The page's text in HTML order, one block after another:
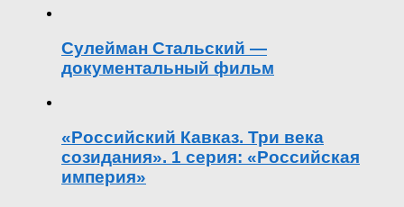
Сулейман Стальский —
документальный фильм
«Российский Кавказ. Три века
созидания». 1 серия: «Российская
империя»